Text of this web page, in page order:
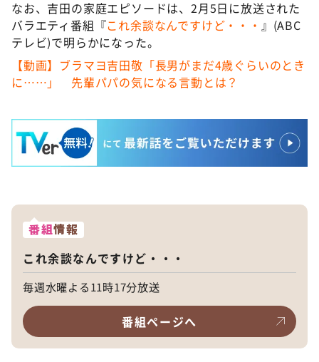
なお、吉田の家庭エピソードは、2月5日に放送された
バラエティ番組『これ余談なんですけど・・・ 』(ABC
テレビ)で明らかになった。
【動画】ブラマヨ吉田敬「長男がまだ4歳ぐらいのとき
に……」 先輩パパの気になる言動とは？
番組情報
これ余談なんですけど・・・
毎週水曜よる11時17分放送
番組ページへ